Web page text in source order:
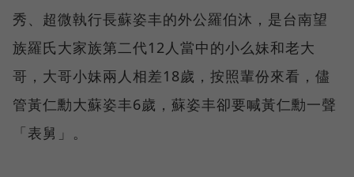
秀、超微執行長蘇姿丰的外公羅伯沐，是台南望
族羅氏大家族第二代12人當中的小么妹和老大
哥，大哥小妹兩人相差18歲，按照輩份來看，儘
管黃仁勳大蘇姿丰6歲，蘇姿丰卻要喊黃仁勳一聲
「表舅」。